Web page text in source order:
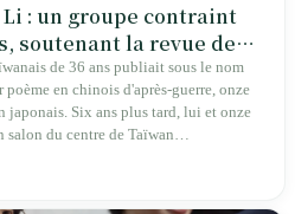
: un groupe contraint
soutenant la revue de
ancienne de Taïwan
de 36 ans publiait sous le nom
en chinois d'après-guerre, onze
japonais. Six ans plus tard, lui et onze
salon du centre de Taïwan
mutisme générationnel en une